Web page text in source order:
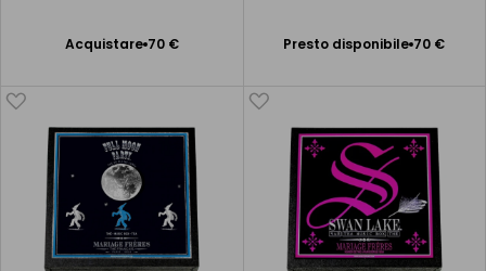
Acquistare 70 €
Aggiungere
Presto disponibile 70 €